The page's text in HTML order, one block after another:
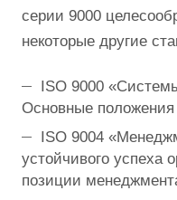
серии 9000
некоторые другие
ISO 9000
Основные положения
ISO 9004
устойчивого успеха
позиции